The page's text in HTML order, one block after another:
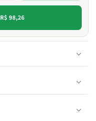
R$ 98,26